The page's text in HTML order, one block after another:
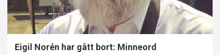
Eigil Norén har gått bort: Minneord